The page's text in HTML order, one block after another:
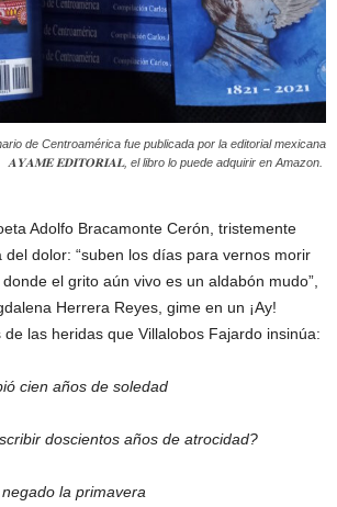
de Centroamérica fue publicada por la editorial mexicana
𝐀𝐘𝐀𝐌𝐄 𝐄𝐃𝐈𝐓𝐎𝐑𝐈𝐀𝐋, el libro lo puede adquirir en Amazon.
Adolfo Bracamonte Cerón, tristemente
del dolor: “suben los días para vernos morir
el grito aún vivo es un aldabón mudo”,
Herrera Reyes, gime en un ¡Ay!
las heridas que Villalobos Fajardo insinúa:
cien años de soledad
doscientos años de atrocidad?
la primavera